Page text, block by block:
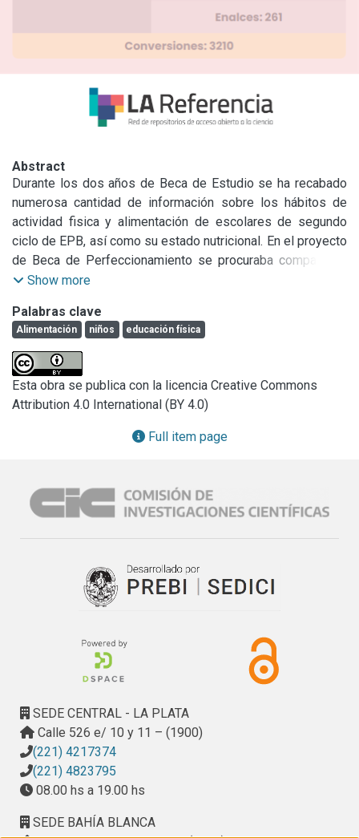
Abstract
Durante los dos años de Beca de Estudio se ha recabado
numerosa cantidad de información sobre los hábitos de
actividad fisica y alimentación de escolares de segundo
ciclo de EPB, así como su estado nutricional. En el proyecto
de Beca de Perfeccionamiento se procuraba comparar el
estado nutricional, los hábitos de alimentación y los
socioeconómico que asisten a 4º, 5º y 6º año del nivel
primario de escuelas de la ciudad de La Plata. Asimismo,
se pretendía caracterizar la oferta y consumo de alimentos
dentro de las escuelas y la actividad física (regularidad,
calidad) que se lleva a cabo en los cursos de los
establecimientos seleccionados.
Sin embargo, nos hemos encontrado que gran parte de la
Por este motivo se priorizó la labor de culminar el analisis
y divulgación de dicha información.
Show more
Palabras clave
Alimentación niños educación física
Esta obra se publica con la licencia Creative Commons
Attribution 4.0 International (BY 4.0)
Full item page
SEDE CENTRAL - LA PLATA
Calle 526 e/ 10 y 11 – (1900)
(221) 4217374
(221) 4823795
08.00 hs a 19.00 hs
SEDE BAHÍA BLANCA